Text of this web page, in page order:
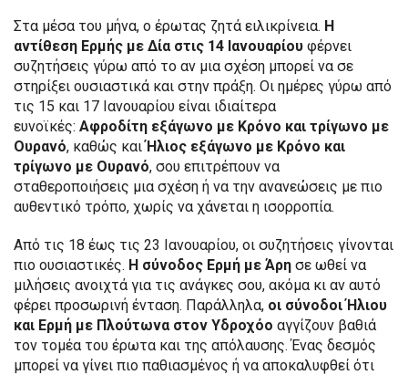
Στα μέσα του μήνα, ο έρωτας ζητά ειλικρίνεια. Η
αντίθεση Ερμής με Δία στις 14 Ιανουαρίου φέρνει
συζητήσεις γύρω από το αν μια σχέση μπορεί να σε
στηρίξει ουσιαστικά και στην πράξη. Οι ημέρες γύρω από
τις 15 και 17 Ιανουαρίου είναι ιδιαίτερα
ευνοϊκές: Αφροδίτη εξάγωνο με Κρόνο και τρίγωνο με
Ουρανό, καθώς καιΉλιος εξάγωνο με Κρόνο και
τρίγωνο με Ουρανό, σου επιτρέπουν να
σταθεροποιήσεις μια σχέση ή να την ανανεώσεις με πιο
αυθεντικό τρόπο, χωρίς να χάνεται η ισορροπία.
Από τις 18 έως τις 23 Ιανουαρίου, οι συζητήσεις γίνονται
πιο ουσιαστικές. Η σύνοδος Ερμή με Άρη σε ωθεί να
μιλήσεις ανοιχτά για τις ανάγκες σου, ακόμα κι αν αυτό
φέρει προσωρινή ένταση. Παράλληλα, οι σύνοδοι Ήλιου
και Ερμή με Πλούτωνα στον Υδροχόο αγγίζουν βαθιά
τον τομέα του έρωτα και της απόλαυσης. Ένας δεσμός
μπορεί να γίνει πιο παθιασμένος ή να αποκαλυφθεί ότι